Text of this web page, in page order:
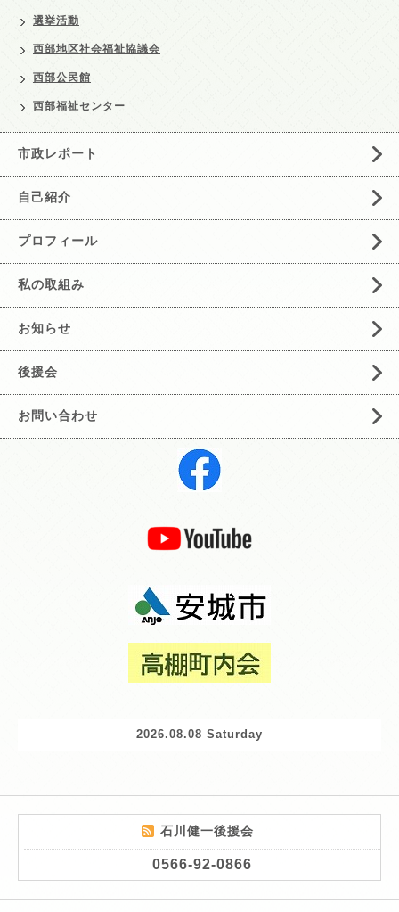
選挙活動
西部地区社会福祉協議会
西部公民館
西部福祉センター
市政レポート
自己紹介
プロフィール
私の取組み
お知らせ
後援会
お問い合わせ
2026.08.08 Saturday
石川健一後援会
0566-92-0866